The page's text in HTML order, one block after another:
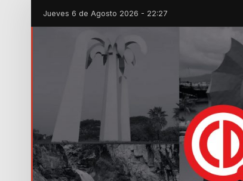
Jueves 6 de Agosto 2026 - 22:27